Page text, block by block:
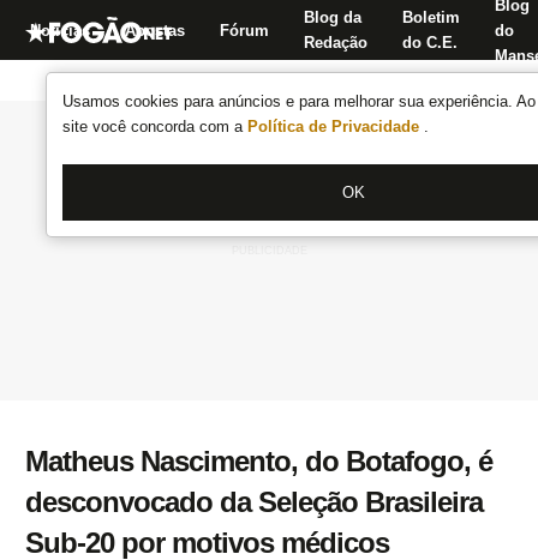
Usamos cookies para anúncios e para melhorar sua experiência.
site você concorda com a Política de Privacidade .
OK
Notícias Apostas Fórum
Blog da
Redação
Boletim
do C.E.
Blog
do
Matheus Nascimento, do Botafogo, é
desconvocado da Seleção Brasileira
Sub-20 por motivos médicos